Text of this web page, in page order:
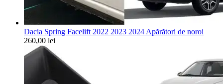
Dacia Spring Facelift 2022 2023 2024 Apărători de noroi
260,00 lei